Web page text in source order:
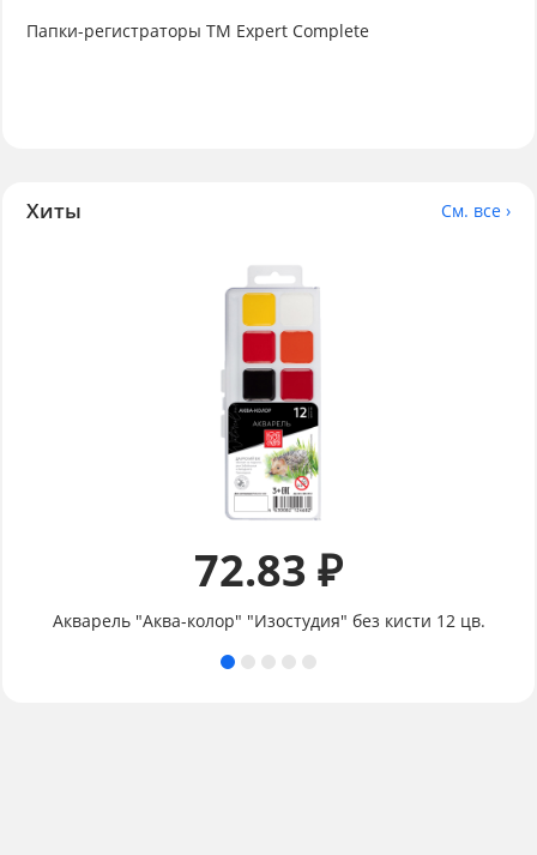
Папки-регистраторы ТМ Expert Complete
Хиты См. все ›
72.83 ₽
Акварель "Аква-колор" "Изостудия" без кисти 12 цв.